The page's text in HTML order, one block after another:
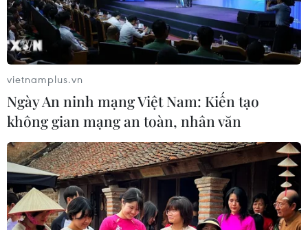
RSS
Hỗ trợ
Ngôn ngữ
TTXVN
Dịch vụ tin
Quảng cáo
Giấy phép số: 1374/GP-BTTTT do Bộ Thông tin và Truyền thông
cấp ngày 11/9/2008.
Quảng cáo: Phó TBT Nguyễn Thị Tám: 093.5958688, Email:
tamvna@gmail.com
vietnamplus.vn
Ngày An ninh mạng Việt Nam: Kiến tạo
không gian mạng an toàn, nhân văn